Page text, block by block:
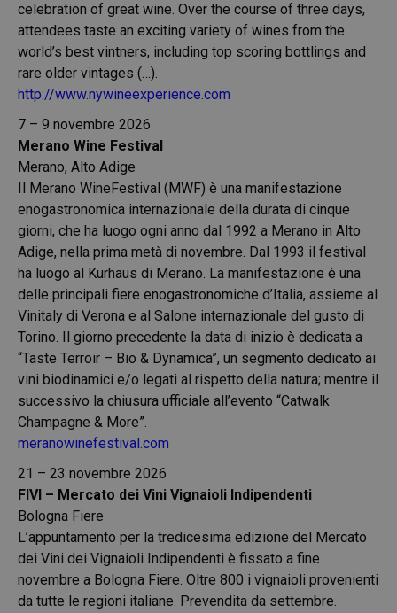
celebration of great wine. Over the course of three days,
attendees taste an exciting variety of wines from the
world’s best vintners, including top scoring bottlings and
rare older vintages (…).
http://www.nywineexperience.com
7 – 9 novembre 2026
Merano Wine Festival
Merano, Alto Adige
Il Merano WineFestival (MWF) è una manifestazione
enogastronomica internazionale della durata di cinque
giorni, che ha luogo ogni anno dal 1992 a Merano in Alto
Adige, nella prima metà di novembre. Dal 1993 il festival
ha luogo al Kurhaus di Merano. La manifestazione è una
delle principali fiere enogastronomiche d’Italia, assieme al
Vinitaly di Verona e al Salone internazionale del gusto di
Torino. Il giorno precedente la data di inizio è dedicata a
“Taste Terroir – Bio & Dynamica”, un segmento dedicato ai
vini biodinamici e/o legati al rispetto della natura; mentre il
successivo la chiusura ufficiale all’evento “Catwalk
Champagne & More”.
meranowinefestival.com
21 – 23 novembre 2026
FIVI – Mercato dei Vini Vignaioli Indipendenti
Bologna Fiere
L’appuntamento per la tredicesima edizione del Mercato
dei Vini dei Vignaioli Indipendenti è fissato a fine
novembre a Bologna Fiere. Oltre 800 i vignaioli provenienti
da tutte le regioni italiane. Prevendita da settembre.